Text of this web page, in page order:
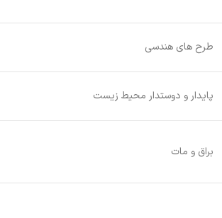
طرح های هندسی
پایدار و دوستدار محیط زیست
براق و مات